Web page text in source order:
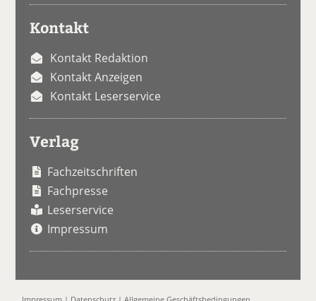
Kontakt
Kontakt Redaktion
Kontakt Anzeigen
Kontakt Leserservice
Verlag
Fachzeitschriften
Fachpresse
Leserservice
Impressum